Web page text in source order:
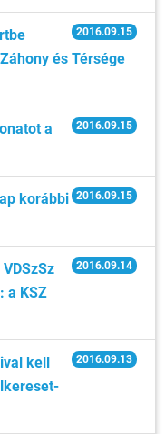
2016.09.15
és Térsége
2016.09.15
a
2016.09.15
korábbi
2016.09.14
a KSZ
2016.09.13
kell